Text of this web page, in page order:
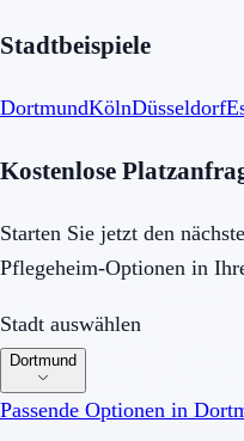
Stadtbeispiele
DortmundKölnDüsseldorf
Kostenlose
Starten Sie jetzt den
Pflegeheim-Optionen in
Stadt auswählen
Stadt auswählen
Dortmund
Passende Optionen in